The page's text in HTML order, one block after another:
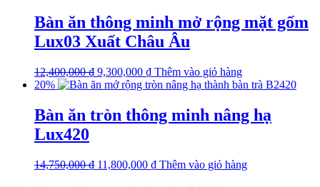
Bàn ăn thông minh mở rộng mặt gốm
Lux03 Xuất Châu Âu
12,400,000₫ 9,300,000 ₫ Thêm vào giỏ hàng
20%
Bàn ăn tròn thông minh nâng hạ
Lux420
14,750,000₫ 11,800,000 ₫ Thêm vào giỏ hàng